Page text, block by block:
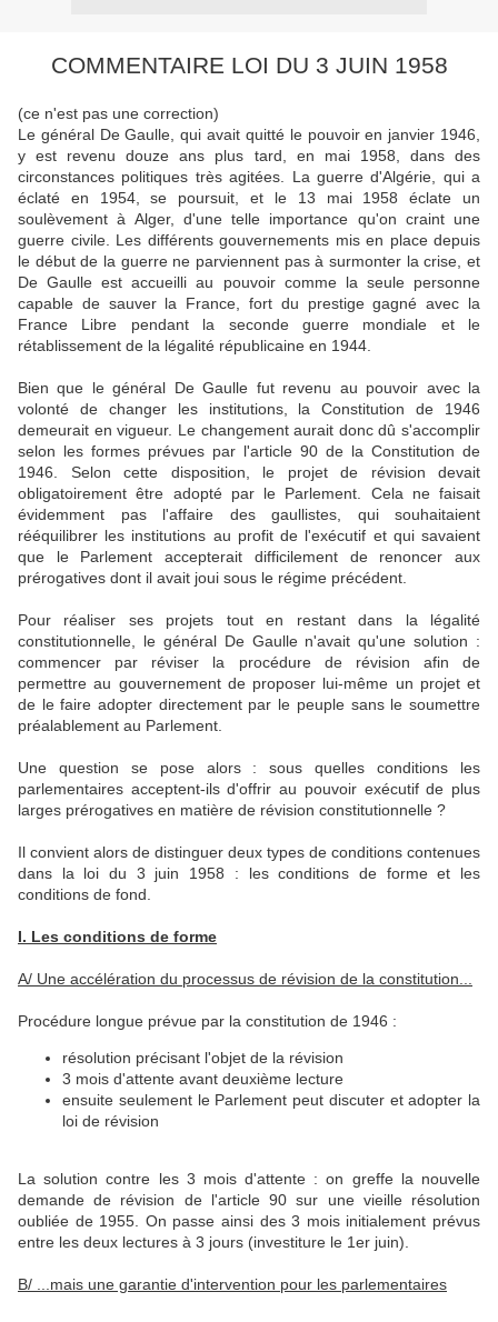
COMMENTAIRE LOI DU 3 JUIN 1958
(ce n'est pas une correction)
Le général De Gaulle, qui avait quitté le pouvoir en janvier 1946,
y est revenu douze ans plus tard, en mai 1958, dans des
circonstances politiques très agitées. La guerre d'Algérie, qui a
éclaté en 1954, se poursuit, et le 13 mai 1958 éclate un
soulèvement à Alger, d'une telle importance qu'on craint une
guerre civile. Les différents gouvernements mis en place depuis
le début de la guerre ne parviennent pas à surmonter la crise, et
De Gaulle est accueilli au pouvoir comme la seule personne
capable de sauver la France, fort du prestige gagné avec la
France Libre pendant la seconde guerre mondiale et le
rétablissement de la légalité républicaine en 1944.
Bien que le général De Gaulle fut revenu au pouvoir avec la
volonté de changer les institutions, la Constitution de 1946
demeurait en vigueur. Le changement aurait donc dû s'accomplir
selon les formes prévues par l'article 90 de la Constitution de
1946. Selon cette disposition, le projet de révision devait
obligatoirement être adopté par le Parlement. Cela ne faisait
évidemment pas l'affaire des gaullistes, qui souhaitaient
rééquilibrer les institutions au profit de l'exécutif et qui savaient
que le Parlement accepterait difficilement de renoncer aux
prérogatives dont il avait joui sous le régime précédent.
Pour réaliser ses projets tout en restant dans la légalité
constitutionnelle, le général De Gaulle n'avait qu'une solution :
commencer par réviser la procédure de révision afin de
permettre au gouvernement de proposer lui-même un projet et
de le faire adopter directement par le peuple sans le soumettre
préalablement au Parlement.
Une question se pose alors : sous quelles conditions les
parlementaires acceptent-ils d'offrir au pouvoir exécutif de plus
larges prérogatives en matière de révision constitutionnelle ?
Il convient alors de distinguer deux types de conditions contenues
dans la loi du 3 juin 1958 : les conditions de forme et les
conditions de fond.
I. Les conditions de forme
A/ Une accélération du processus de révision de la constitution...
Procédure longue prévue par la constitution de 1946 :
résolution précisant l'objet de la révision
3 mois d'attente avant deuxième lecture
ensuite seulement le Parlement peut discuter et adopter la
loi de révision
La solution contre les 3 mois d'attente : on greffe la nouvelle
demande de révision de l'article 90 sur une vieille résolution
oubliée de 1955. On passe ainsi des 3 mois initialement prévus
entre les deux lectures à 3 jours (investiture le 1er juin).
B/ ...mais une garantie d'intervention pour les parlementaires